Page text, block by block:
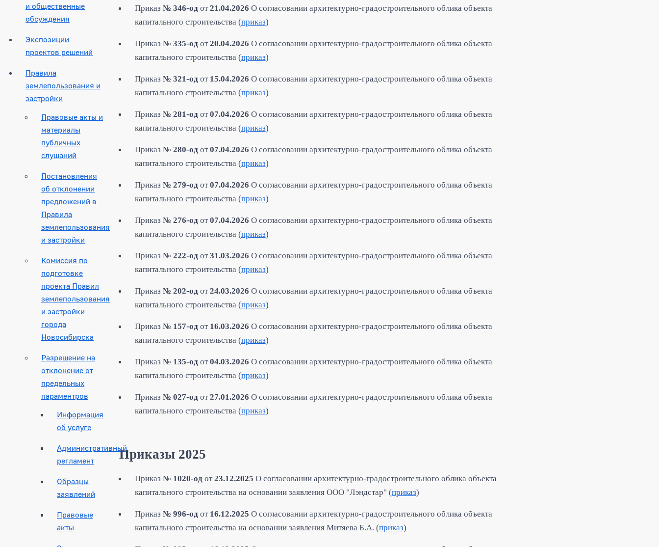
и общественные
обсуждения
Экспозиции
проектов решений
Правила
землепользования и
застройки
Правовые акты и
материалы
публичных
слушаний
Постановления
об отклонении
предложений в
Правила
землепользования
и застройки
Комиссия по
подготовке
проекта Правил
землепользования
и застройки
города
Новосибирска
Разрешение на
отклонение от
предельных
параментров
Информация
об услуге
Административный
регламент
Образцы
заявлений
Правовые
акты
Приказ № 346-од от21.04.2026 О согласовании архитектурно-градостроительного облика объекта
капитального строительства (приказ)
Приказ № 335-од от20.04.2026 О согласовании архитектурно-градостроительного облика объекта
капитального строительства (приказ)
Приказ № 321-од от 15.04.2026 О согласовании архитектурно-градостроительного облика объекта
капитального строительства (приказ)
Приказ № 281-од от07.04.2026 О согласовании архитектурно-градостроительного облика объекта
капитального строительства (приказ)
Приказ № 280-од от07.04.2026 О согласовании архитектурно-градостроительного облика объекта
капитального строительства (приказ)
Приказ № 279-од от07.04.2026 О согласовании архитектурно-градостроительного облика объекта
капитального строительства (приказ)
Приказ № 276-од от07.04.2026 О согласовании архитектурно-градостроительного облика объекта
капитального строительства (приказ)
Приказ № 222-од от31.03.2026 О согласовании архитектурно-градостроительного облика объекта
капитального строительства (приказ)
Приказ № 202-од от24.03.2026 О согласовании архитектурно-градостроительного облика объекта
капитального строительства (приказ)
Приказ № 157-од от 16.03.2026 О согласовании архитектурно-градостроительного облика объекта
капитального строительства (приказ)
Приказ № 135-од от04.03.2026 О согласовании архитектурно-градостроительного облика объекта
капитального строительства (приказ)
Приказ № 027-од от27.01.2026 О согласовании архитектурно-градостроительного облика объекта
капитального строительства (приказ)
Приказы 2025
Приказ № 1020-од от23.12.2025 О согласовании архитектурно-градостроительного облика объекта
капитального строительства на основании заявления ООО "Лэндстар" (приказ)
Приказ № 996-од от 16.12.2025 О согласовании архитектурно-градостроительного облика объекта
капитального строительства на основании заявления Митяева Б.А. (приказ)